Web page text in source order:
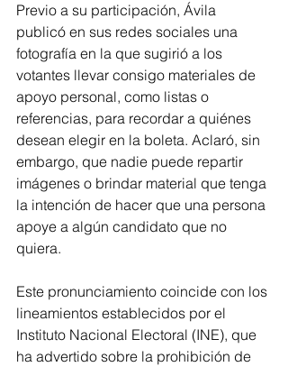
Previo a su participación, Ávila
publicó en sus redes sociales una
fotografía en la que sugirió a los
votantes llevar consigo materiales de
apoyo personal, como listas o
referencias, para recordar a quiénes
desean elegir en la boleta. Aclaró, sin
embargo, que nadie puede repartir
imágenes o brindar material que tenga
la intención de hacer que una persona
apoye a algún candidato que no
quiera.
Este pronunciamiento coincide con los
lineamientos establecidos por el
Instituto Nacional Electoral (INE), que
ha advertido sobre la prohibición de